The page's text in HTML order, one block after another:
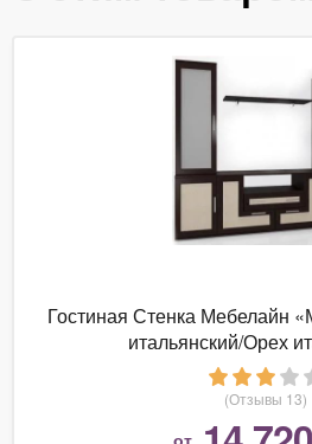
Гостиная Стенка Мебелайн
итальянский/Орех
(Отзывы 13)
от